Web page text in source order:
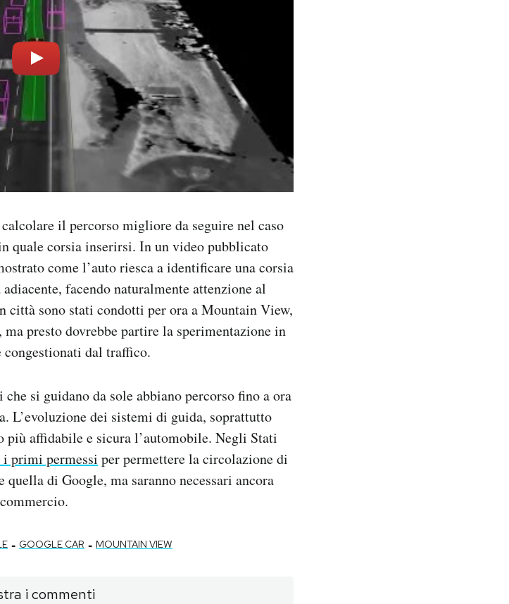
il percorso migliore da seguire nel caso
quale corsia inserirsi. In un video pubblicato
come l’auto riesca a identificare una corsia
facendo naturalmente attenzione al
sono stati condotti per ora a Mountain View,
presto dovrebbe partire la sperimentazione in
dal traffico.
si guidano da sole abbiano percorso fino a ora
dei sistemi di guida, soprattutto
affidabile e sicura l’automobile. Negli Stati
i primi permessi per permettere la circolazione di
di Google, ma saranno necessari ancora
- GOOGLE CAR - MOUNTAIN VIEW
i commenti